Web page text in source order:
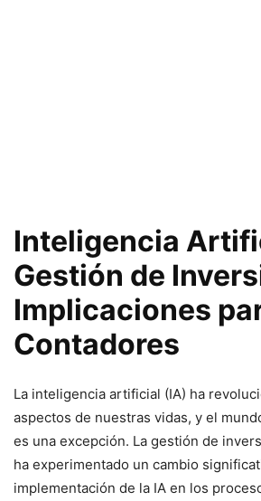
Inteligencia
Gestión de
Implicaciones
Contadores
La inteligencia artificial (IA) ha
aspectos de nuestras vidas, y el
es una excepción. La gestión de
ha experimentado un cambio
implementación de la IA en los